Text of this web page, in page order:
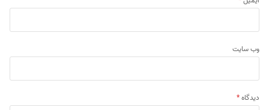
وب‌ سایت
دیدگاه*